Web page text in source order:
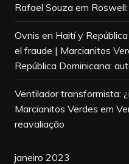
Rafael Souza em
Ovnis en Haití y
el fraude | Marcianitos
República Dominicana:
Ventilador transformista:
Marcianitos Verdes em
reavaliação
janeiro 2023